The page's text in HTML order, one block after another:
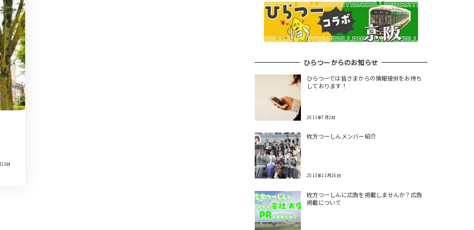
日
ひらつーからのお知らせ
ひらつーでは皆さまからの情報提供をお待ち
しております！
2013年7月2日
枚方つーしんメンバー紹介
2013年11月26日
枚方つーしんに広告を掲載しませんか？広告
掲載について